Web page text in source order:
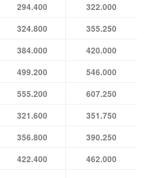
294.400 322.000
324.800 355.250
384.000 420.000
499.200 546.000
555.200
607.250
321.600 351.750
356.800 390.250
422.400 462.000